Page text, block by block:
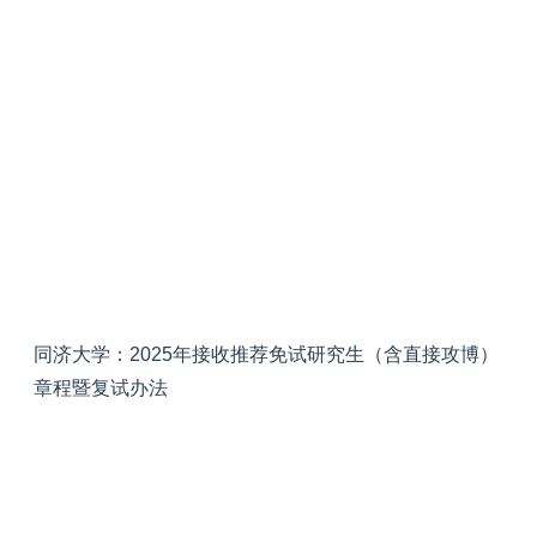
同济大学：2025年接收推荐免试研究生（含直接攻博）
章程暨复试办法